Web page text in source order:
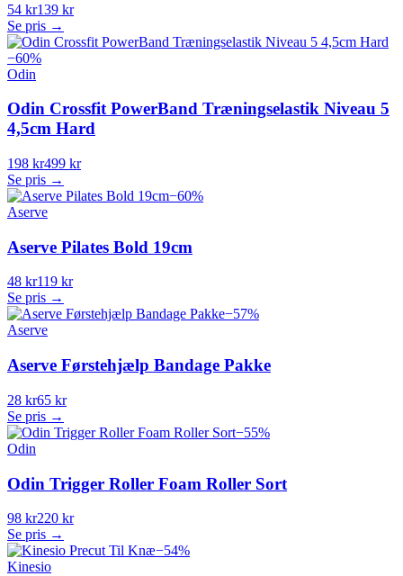
54 kr139 kr
Se pris →
−60%
Odin
Odin Crossfit PowerBand Træningselastik Niveau 5
4,5cm Hard
198 kr499 kr
Se pris →
−60%
Aserve
Aserve Pilates Bold 19cm
48 kr119 kr
Se pris →
−57%
Aserve
Aserve Førstehjælp Bandage Pakke
28 kr65 kr
Se pris →
−55%
Odin
Odin Trigger Roller Foam Roller Sort
98 kr220 kr
Se pris →
−54%
Kinesio